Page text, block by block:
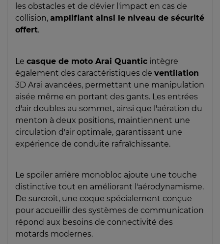
les obstacles et de dévier l'impact en cas de
collision, amplifiant ainsi le niveau de sécurité
offert.
Le casque de moto Arai Quantic intègre
également des caractéristiques de ventilation
3D Arai avancées, permettant une manipulation
aisée même en portant des gants. Les entrées
d'air doubles au sommet, ainsi que l'aération du
menton à deux positions, maintiennent une
circulation d'air optimale, garantissant une
expérience de conduite rafraîchissante.
Le spoiler arrière monobloc ajoute une touche
distinctive tout en améliorant l'aérodynamisme.
De surcroît, une coque spécialement conçue
pour accueillir des systèmes de communication
répond aux besoins de connectivité des
motards modernes.